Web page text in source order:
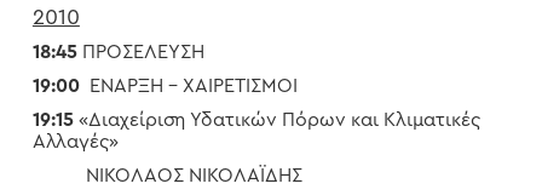
2010
18:45ΠΡΟΣΕΛΕΥΣΗ
19:00ΕΝΑΡΞΗ – ΧΑΙΡΕΤΙΣΜΟΙ
19:15«Διαχείριση Υδατικών Πόρων και Κλιματικές
Αλλαγές»
ΝΙΚΟΛΑΟΣ ΝΙΚΟΛΑΪΔΗΣ